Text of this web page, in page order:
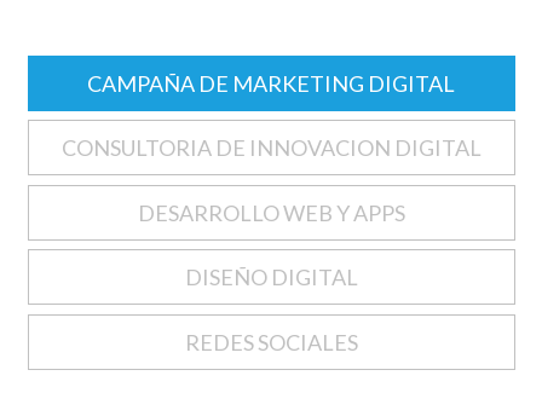
CAMPAÑA DE MARKETING DIGITAL
CONSULTORIA DE INNOVACION DIGITAL
DESARROLLO WEB Y APPS
DISEÑO DIGITAL
REDES SOCIALES